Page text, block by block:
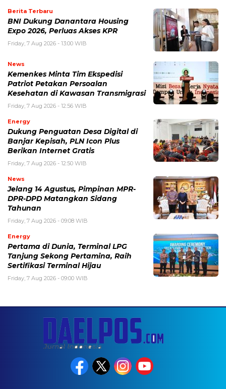
Berita Terbaru
BNI Dukung Danantara Housing
Expo 2026, Perluas Akses KPR
Friday, 7 Aug 2026 - 13:00 WIB
News
Kemenkes Minta Tim Ekspedisi
Patriot Petakan Persoalan
Kesehatan di Kawasan Transmigrasi
Friday, 7 Aug 2026 - 12:56 WIB
Energy
Dukung Penguatan Desa Digital di
Banjar Kepisah, PLN Icon Plus
Berikan Internet Gratis
Friday, 7 Aug 2026 - 12:50 WIB
News
Jelang 14 Agustus, Pimpinan MPR-
DPR-DPD Matangkan Sidang
Tahunan
Friday, 7 Aug 2026 - 09:08 WIB
Energy
Pertama di Dunia, Terminal LPG
Tanjung Sekong Pertamina, Raih
Sertifikasi Terminal Hijau
Friday, 7 Aug 2026 - 09:00 WIB